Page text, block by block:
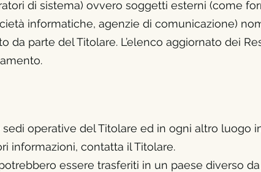
di sistema) ovvero soggetti esterni (come
informatiche, agenzie di comunicazione)
da parte del Titolare. L’elenco aggiornato dei
sedi operative del Titolare ed in ogni altro luogo
informazioni, contatta il Titolare.
essere trasferiti in un paese diverso